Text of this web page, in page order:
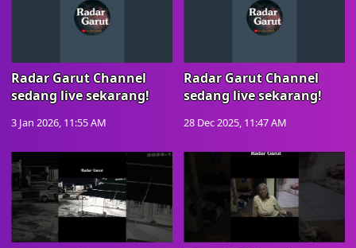
Radar Garut Channel
sedang live sekarang!
3 Jan 2026, 11:55 AM
Radar Garut Channel
sedang live sekarang!
28 Dec 2025, 11:47 AM